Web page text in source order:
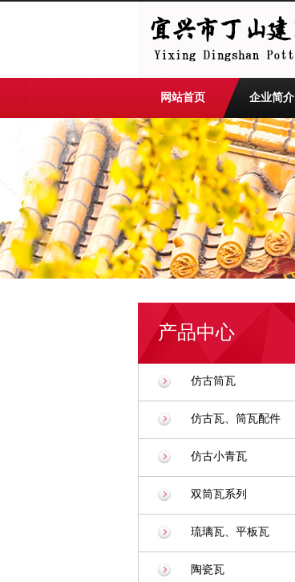
网站首页 企业简介
产品中心
仿古筒瓦
仿古瓦、筒瓦配件
仿古小青瓦
双筒瓦系列
琉璃瓦、平板瓦
陶瓷瓦